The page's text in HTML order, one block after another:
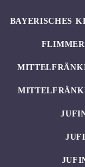
BAYERISCHES